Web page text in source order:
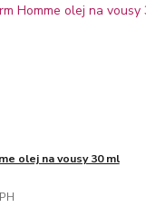
olej na vousy 30 ml